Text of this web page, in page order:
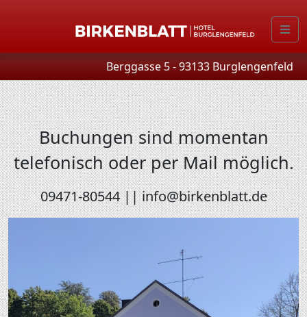
Berggasse 5 - 93133 Burglengenfeld
Buchungen sind momentan
telefonisch oder per Mail möglich.
09471-80544|| info@birkenblatt.de